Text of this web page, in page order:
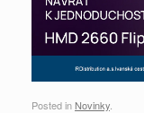
Posted in Novinky